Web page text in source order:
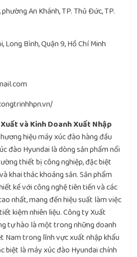
An Khánh, TP. Thủ Đức, TP.
Bình, Quận 9, Hồ Chí Minh
và Kinh Doanh Xuất Nhập
hiệu máy xúc đào hàng đầu
đào Hyundai là dòng sản phẩm nổi
thiết bị công nghiệp, đặc biệt
khai thác khoáng sản. Sản phẩm
kế với công nghệ tiên tiến và các
nhất, mang đến hiệu suất làm việc
kiệm nhiên liệu. Công ty Xuất
tự hào là một trong những doanh
Nam trong lĩnh vực xuất nhập khẩu
biệt là máy xúc đào Hyundai chính